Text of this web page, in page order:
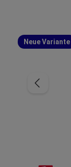
Neue Variante